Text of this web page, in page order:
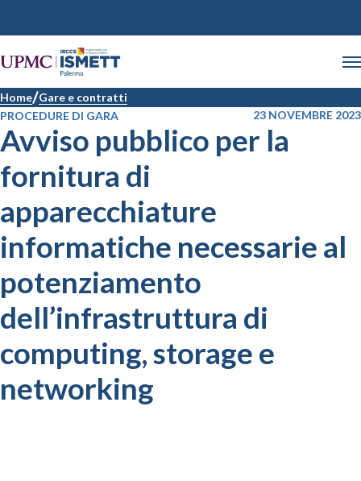
Home Gare e contratti
PROCEDURE DI GARA
23 NOVEMBRE 2023
Avviso pubblico per la
fornitura di
apparecchiature
informatiche necessarie al
potenziamento
dell’infrastruttura di
computing, storage e
networking